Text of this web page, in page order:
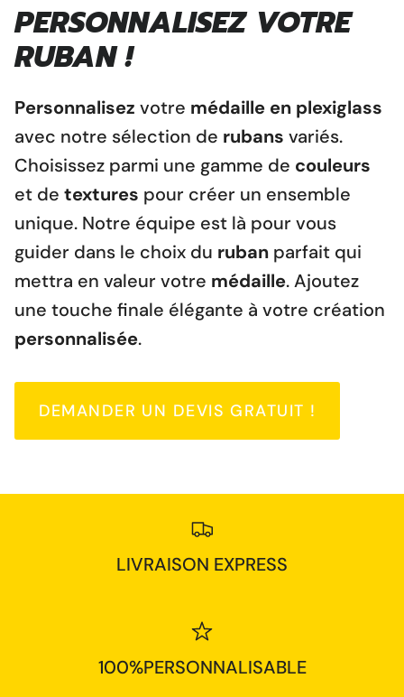
PERSONNALISEZ VOTRE
RUBAN !
Personnalisez votre médaille en plexiglass
avec notre sélection de rubans variés.
Choisissez parmi une gamme de couleurs
et de textures pour créer un ensemble
unique. Notre équipe est là pour vous
guider dans le choix du ruban parfait qui
mettra en valeur votre médaille. Ajoutez
une touche finale élégante à votre création
personnalisée.
DEMANDER UN DEVIS GRATUIT !
LIVRAISON EXPRESS
100%PERSONNALISABLE